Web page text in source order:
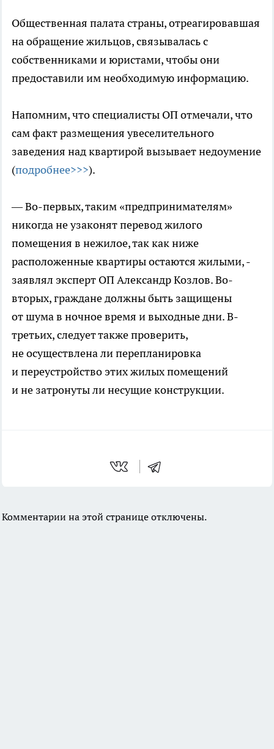
Общественная палата страны, отреагировавшая
на обращение жильцов, связывалась с
собственниками и юристами, чтобы они
предоставили им необходимую информацию.
Напомним, что специалисты ОП отмечали, что
сам факт размещения увеселительного
заведения над квартирой вызывает недоумение
(подробнее>>>).
— Во-первых, таким «предпринимателям»
никогда не узаконят перевод жилого
помещения в нежилое, так как ниже
расположенные квартиры остаются жилыми, -
заявлял эксперт ОП Александр Козлов. Во-
вторых, граждане должны быть защищены
от шума в ночное время и выходные дни. В-
третьих, следует также проверить,
не осуществлена ли перепланировка
и переустройство этих жилых помещений
и не затронуты ли несущие конструкции.
Комментарии на этой странице отключены.